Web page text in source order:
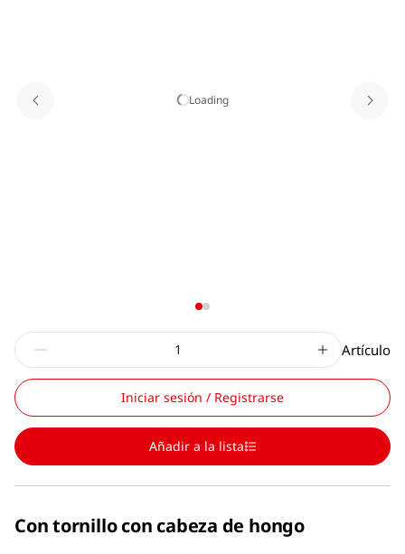
Loading
Artículo
Iniciar sesión / Registrarse
Añadir a la lista
Con tornillo con cabeza de hongo